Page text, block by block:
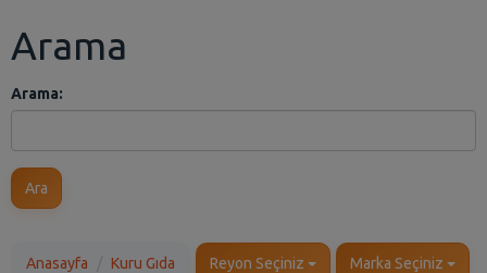
Arama
Arama:
Ara
Anasayfa Kuru Gıda Reyon Seçiniz Marka Seçiniz